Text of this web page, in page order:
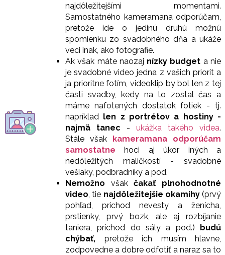
najdôležitejšími momentami.
Samostatného kameramana odporúčam,
pretože ide o jedinú druhú možnú
spomienku zo svadobného dňa a ukáže
veci inak, ako fotografie.
Ak však máte naozaj nízky budget a nie
je svadobné video jedna z vašich priorít a
ja prioritne fotím, videoklip by bol len z tej
časti svadby, kedy na to zostal čas a
máme nafotených dostatok fotiek - tj.
napríklad len z portrétov a hostiny -
najmä tanec - ukážka takého videa.
Stále však kameramana odporúčam
samostatne hoci aj úkor iných a
nedôležitých maličkostí - svadobné
vešiaky, podbradníky a pod.
Nemožno všakčakať plnohodnotné
video , tie najdôležitejšie okamihy(prvý
pohľad, príchod nevesty a ženícha,
prstienky, prvý bozk, ale aj rozbíjanie
taniera, príchod do sály a pod.) budú
chýbať, pretože ich musím hlavne,
zodpovedne a dobre odfotiť a naraz sa to